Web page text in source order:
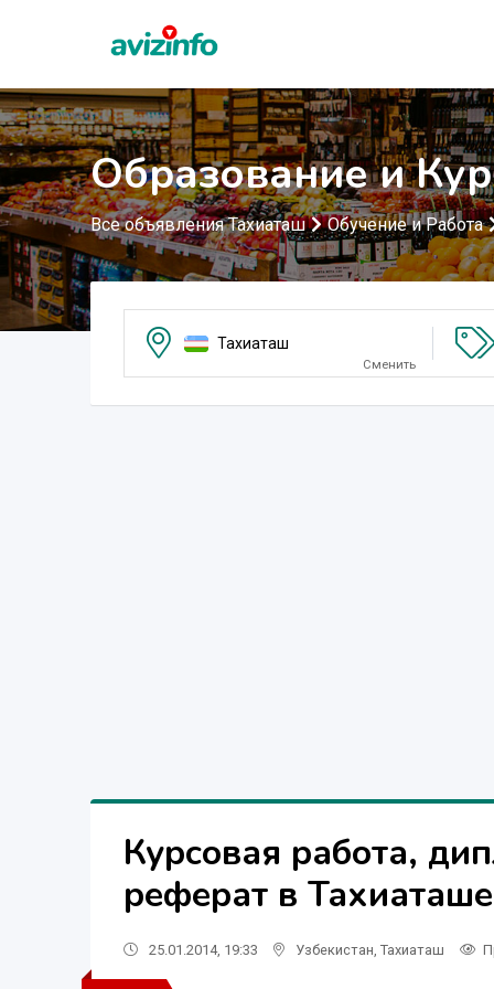
Образование и
Все объявления Тахиаташ Обучение и Работа
Тахиаташ
Сменить
Курсовая работа,
реферат в Тахиаташе
25.01.2014, 19:33 Узбекистан Тахиаташ